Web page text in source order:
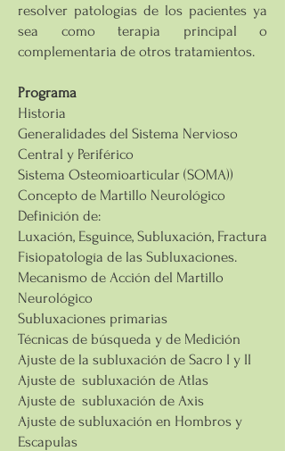
resolver patologías de los pacientes ya
sea como terapia principal o
complementaria de otros tratamientos.
Programa
Historia
Generalidades del Sistema Nervioso
Central y Periférico
Sistema Osteomioarticular (SOMA))
Concepto de Martillo Neurológico
Definición de:
Luxación, Esguince, Subluxación, Fractura
Fisiopatología de las Subluxaciones.
Mecanismo de Acción del Martillo
Neurológico
Subluxaciones primarias
Técnicas de búsqueda y de Medición
Ajuste de la subluxación de Sacro I y II
Ajuste de subluxación de Atlas
Ajuste de subluxación de Axis
Ajuste de subluxación en Hombros y
Escapulas